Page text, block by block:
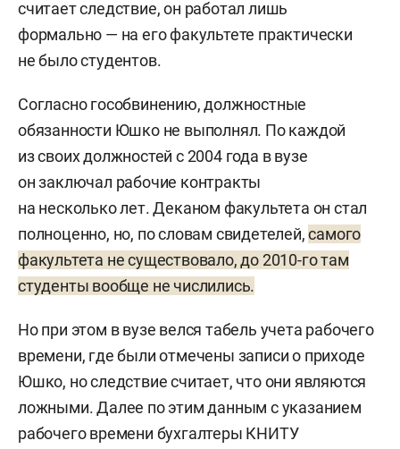
считает следствие, он работал лишь
формально — на его факультете практически
не было студентов.
Согласно гособвинению, должностные
обязанности Юшко не выполнял. По каждой
из своих должностей с 2004 года в вузе
он заключал рабочие контракты
на несколько лет. Деканом факультета он стал
полноценно, но, по словам свидетелей,самого
факультета не существовало, до 2010-го там
студенты вообще не числились.
Но при этом в вузе велся табель учета рабочего
времени, где были отмечены записи о приходе
Юшко, но следствие считает, что они являются
ложными. Далее по этим данным с указанием
рабочего времени бухгалтеры КНИТУ